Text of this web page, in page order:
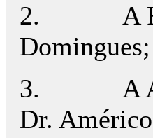
2. A
Domingues;
3. A AT,
Dr.